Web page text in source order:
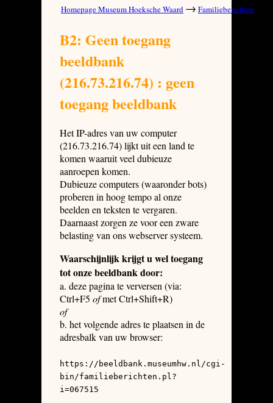
Homepage Museum Hoeksche Waard → Familieberichten
B2: Geen toegang
beeldbank
(216.73.216.74) : geen
toegang beeldbank
Het IP-adres van uw computer
(216.73.216.74) lijkt uit een land te
komen waaruit veel dubieuze
aanroepen komen.
Dubieuze computers (waaronder bots)
proberen in hoog tempo al onze
beelden en teksten te vergaren.
Daarnaast zorgen ze voor een zware
belasting van ons webserver systeem.
Waarschijnlijk krijgt u wel toegang
tot onze beeldbank door:
a. deze pagina te verversen (via:
Ctrl+F5 ofmet Ctrl+Shift+R)
of
b. het volgende adres te plaatsen in de
adresbalk van uw browser:
https://beeldbank.museumhw.nl/cgi-
bin/familieberichten.pl?
i=067515